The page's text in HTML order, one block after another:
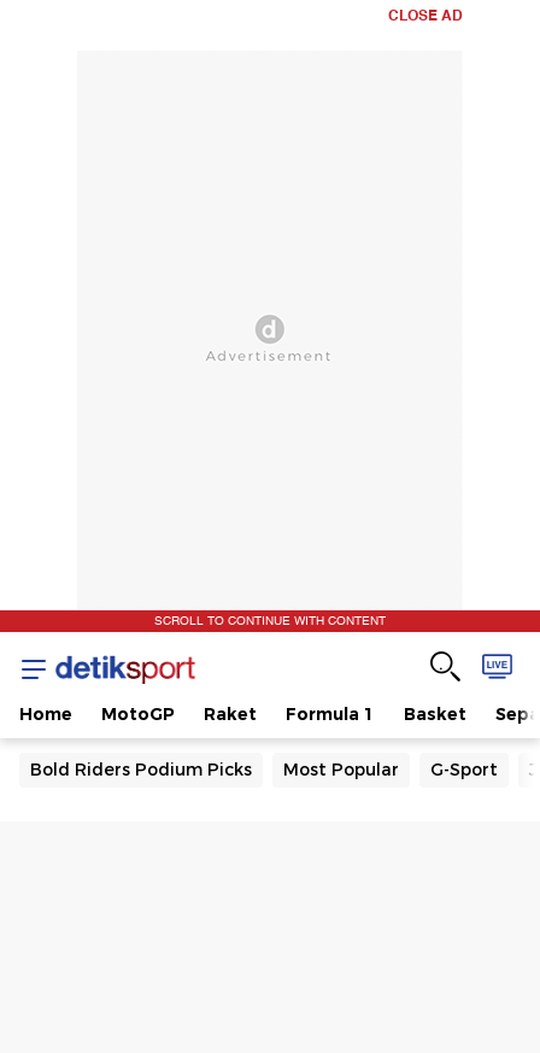
CLOSE AD
SCROLL TO CONTINUE WITH CONTENT
Home MotoGP Raket Formula 1 Basket
Bold Riders Podium Picks Most Popular G-Sport